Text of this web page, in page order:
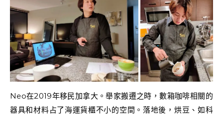
Neo在2019年移民加拿大。舉家搬遷之時，數箱咖啡相關的
器具和材料占了海運貨櫃不小的空間。落地後，烘豆、如科